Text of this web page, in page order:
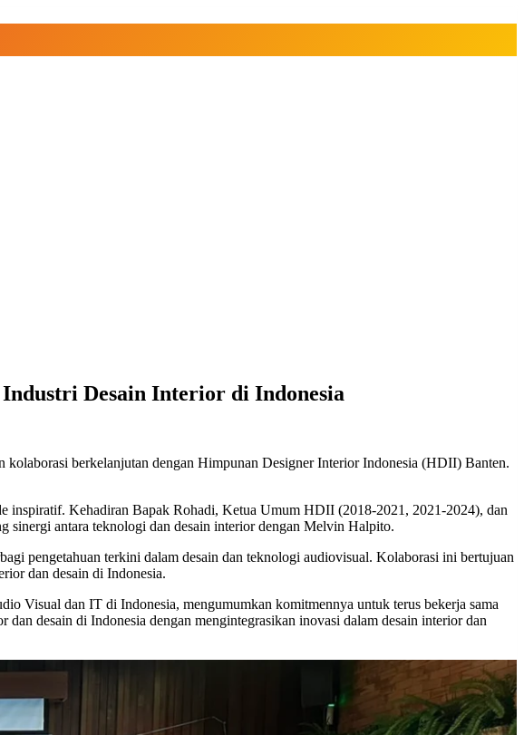
Desain Interior di Indonesia
berkelanjutan dengan Himpunan Designer Interior Indonesia (HDII) Banten.
inspiratif. Kehadiran Bapak Rohadi, Ketua Umum HDII (2018-2021, 2021-2024), dan
sinergi antara teknologi dan desain interior dengan Melvin Halpito.
pengetahuan terkini dalam desain dan teknologi audiovisual. Kolaborasi ini bertujuan
dan desain di Indonesia.
dan IT di Indonesia, mengumumkan komitmennya untuk terus bekerja sama
desain di Indonesia dengan mengintegrasikan inovasi dalam desain interior dan